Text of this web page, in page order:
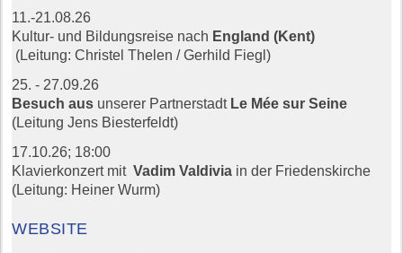
11.-21.08.26
Kultur- und Bildungsreise nach England (Kent)
(Leitung: Christel Thelen / Gerhild Fiegl)
25. - 27.09.26
Besuch aus unserer Partnerstadt Le Mée sur Seine
(Leitung Jens Biesterfeldt)
17.10.26; 18:00
Klavierkonzert mitVadim Valdivia in der Friedenskirche
(Leitung: Heiner Wurm)
WEBSITE